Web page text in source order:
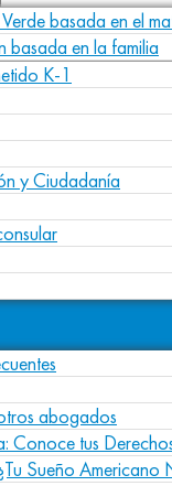
basada en el
basada en la familia
K-1
y Ciudadanía
abogados
Conoce tus
Sueño Americano